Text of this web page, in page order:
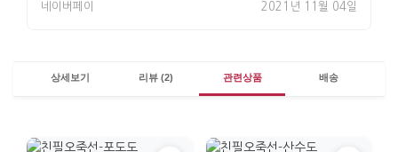
네이버페이 2021년 11월 04일
상세보기 리뷰 (2) 관련상품 배송